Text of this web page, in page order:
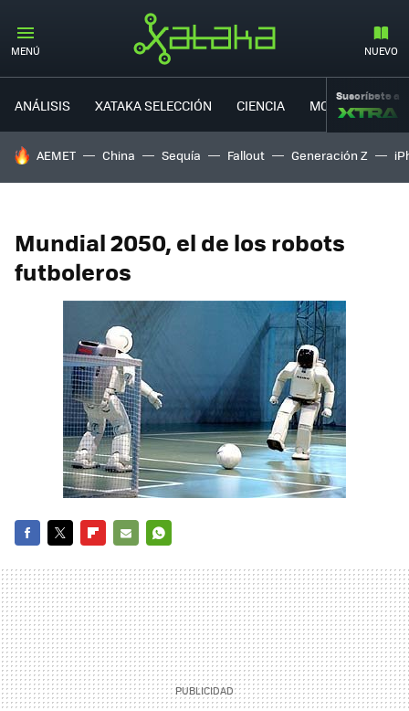
MENÚ NUEVO
ANÁLISIS XATAKA SELECCIÓN CIENCIA MOVILIDAD
Suscríbete a
HOY SE HABLA DE
AEMET China Sequía Fallout Generación Z
Mundial 2050, el de los robots
futboleros
MAIL